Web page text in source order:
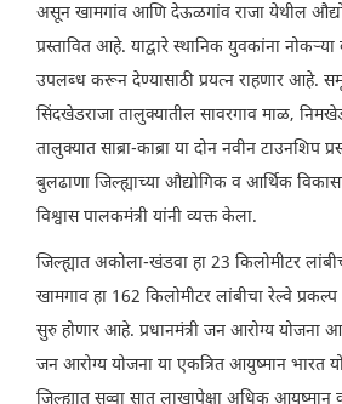
असून खामगांव आणि देऊळगांव राजा येथील
प्रस्तावित आहे. याद्वारे स्थानिक युवकांना नोकऱ्या
उपलब्ध करून देण्यासाठी प्रयत्न राहणार आहे.
सिंदखेडराजा तालुक्यातील सावरगाव माळ,
तालुक्यात साब्रा-काब्रा या दोन नवीन टाउनशिप
बुलढाणा जिल्ह्याच्या औद्योगिक व आर्थिक
विश्वास पालकमंत्री यांनी व्यक्त केला.
जिल्ह्यात अकोला-खंडवा हा 23 किलोमीटर
खामगाव हा 162 किलोमीटर लांबीचा रेल्वे
सुरु होणार आहे. प्रधानमंत्री जन आरोग्य योजना
जन आरोग्य योजना या एकत्रित आयुष्मान भारत